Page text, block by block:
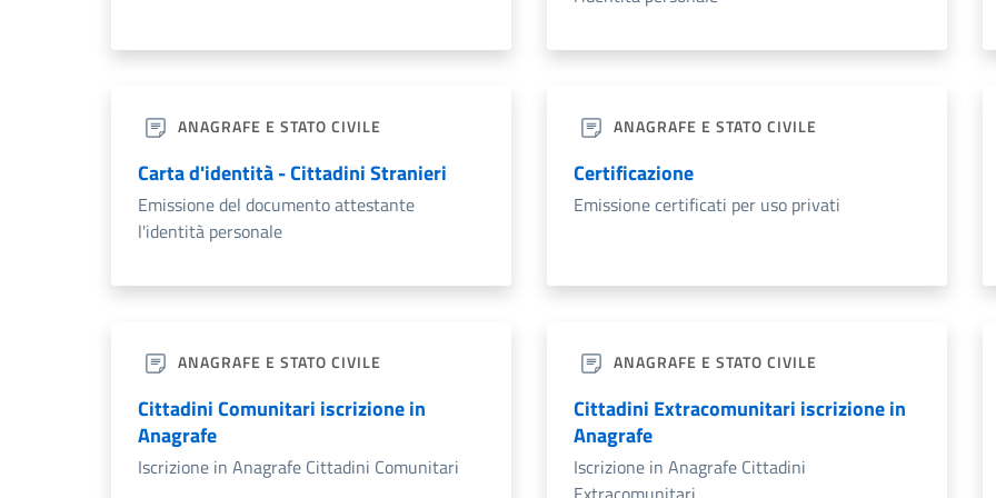
ANAGRAFE E STATO CIVILE
Carta d'identità - Cittadini Stranieri
Emissione del documento attestante
l'identità personale
ANAGRAFE E STATO CIVILE
Certificazione
Emissione certificati per uso privati
ANAGRAFE E STATO CIVILE
Cittadini Comunitari iscrizione in
Anagrafe
Iscrizione in Anagrafe Cittadini Comunitari
ANAGRAFE E STATO CIVILE
Cittadini Extracomunitari iscrizione in
Anagrafe
Iscrizione in Anagrafe Cittadini